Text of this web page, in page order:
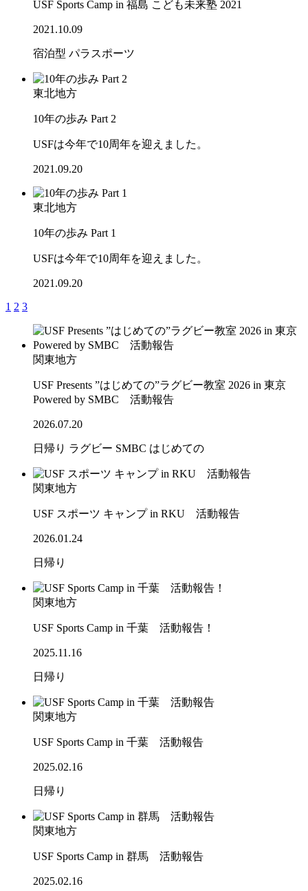
USF Sports Camp in 福島 こども未来塾 2021
2021.10.09
宿泊型 パラスポーツ
東北地方
10年の歩み Part 2
USFは今年で10周年を迎えました。
2021.09.20
東北地方
10年の歩み Part 1
USFは今年で10周年を迎えました。
2021.09.20
1 2 3
関東地方
USF Presents ”はじめての”ラグビー教室 2026 in 東京
Powered by SMBC 活動報告
2026.07.20
日帰り ラグビー SMBC はじめての
関東地方
USF スポーツ キャンプ in RKU 活動報告
2026.01.24
日帰り
関東地方
USF Sports Camp in 千葉 活動報告！
2025.11.16
日帰り
関東地方
USF Sports Camp in 千葉 活動報告
2025.02.16
日帰り
関東地方
USF Sports Camp in 群馬 活動報告
2025.02.16